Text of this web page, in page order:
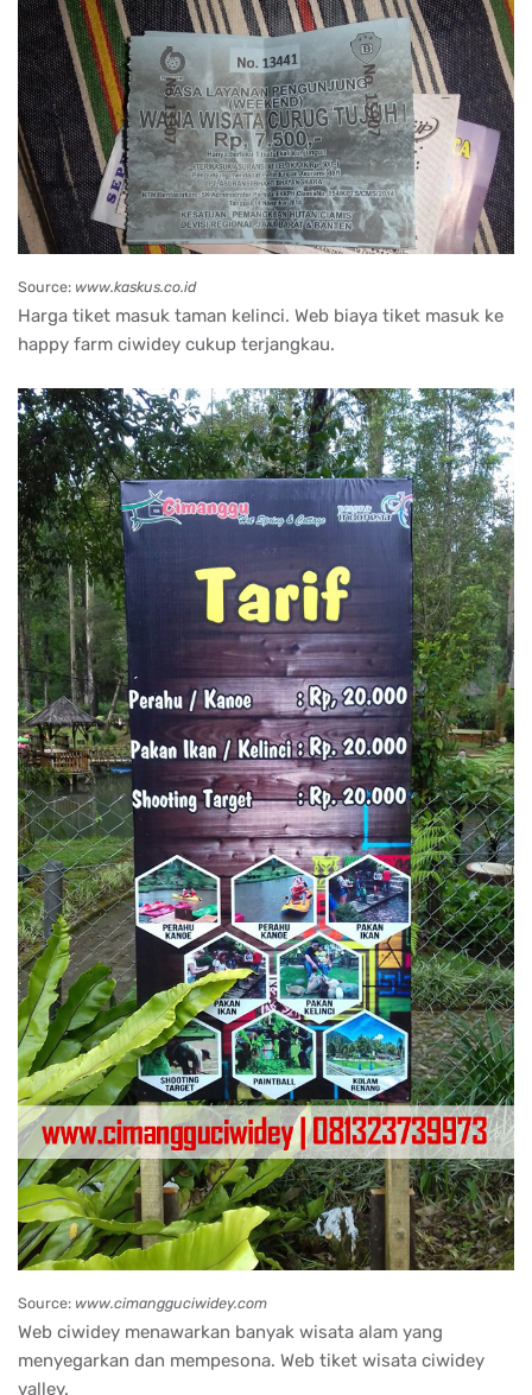
Source: www.kaskus.co.id
Harga tiket masuk taman kelinci. Web biaya tiket masuk ke
happy farm ciwidey cukup terjangkau.
Source: www.cimangguciwidey.com
Web ciwidey menawarkan banyak wisata alam yang
menyegarkan dan mempesona. Web tiket wisata ciwidey
valley.